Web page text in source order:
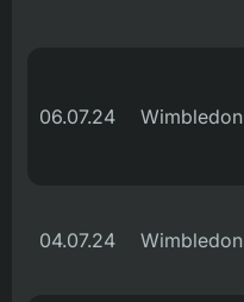
06.07.24 Wimbledon
04.07.24 Wimbledon